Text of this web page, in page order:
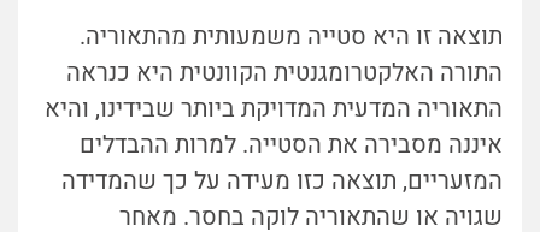
תוצאה זו היא סטייה משמעותית מהתאוריה.
התורה האלקטרומגנטית הקוונטית היא כנראה
התאוריה המדעית המדויקת ביותר שבידינו, והיא
איננה מסבירה את הסטייה. למרות ההבדלים
המזעריים, תוצאה כזו מעידה על כך שהמדידה
שגויה או שהתאוריה לוקה בחסר. מאחר